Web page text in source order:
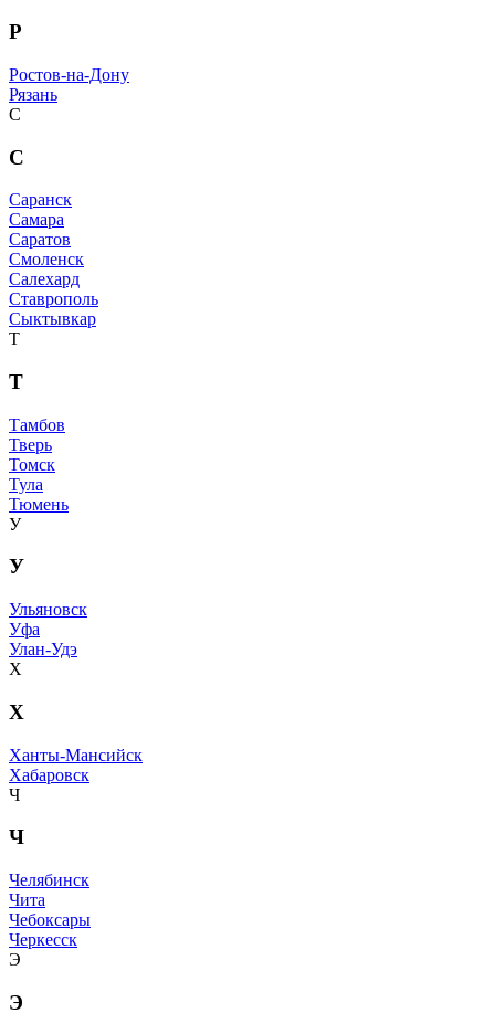
Р
Ростов-на-Дону
Рязань
С
С
Саранск
Самара
Саратов
Смоленск
Салехард
Ставрополь
Сыктывкар
Т
Т
Тамбов
Тверь
Томск
Тула
Тюмень
У
У
Ульяновск
Уфа
Улан-Удэ
Х
Х
Ханты-Мансийск
Хабаровск
Ч
Ч
Челябинск
Чита
Чебоксары
Черкесск
Э
Э